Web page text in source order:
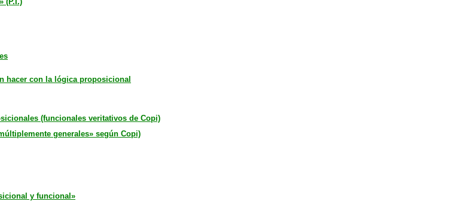
hacer con la lógica proposicional
(funcionales veritativos de Copi)
generales» según Copi)
y funcional»